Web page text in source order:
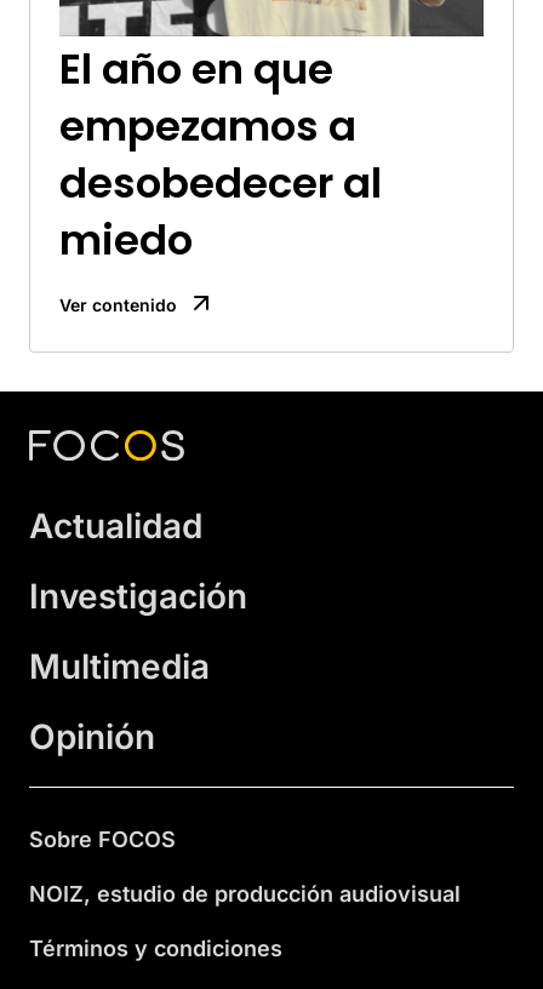
El año en que
empezamos a
desobedecer al
miedo
Ver contenido
Actualidad
Investigación
Multimedia
Opinión
Sobre FOCOS
NOIZ, estudio de producción audiovisual
Términos y condiciones